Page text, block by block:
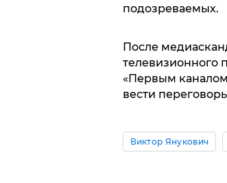
подозреваемых.
После
телевизионного
«Первым
вести
Виктор Янукович